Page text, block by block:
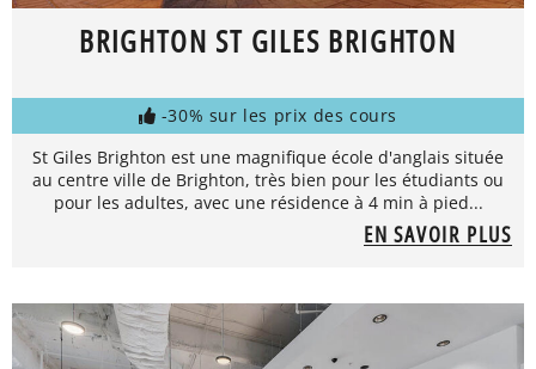
BRIGHTON ST GILES BRIGHTON
-30% sur les prix des cours
St Giles Brighton est une magnifique école d'anglais située
au centre ville de Brighton, très bien pour les étudiants ou
pour les adultes, avec une résidence à 4 min à pied...
EN SAVOIR PLUS